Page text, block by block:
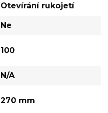
Otevírání rukojetí
Ne
100
N/A
270 mm